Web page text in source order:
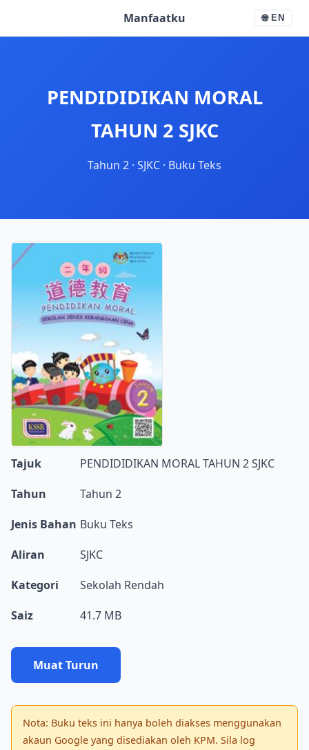
Manfaatku 🌐 EN
PENDIDIDIKAN MORAL
TAHUN 2 SJKC
Tahun 2 · SJKC · Buku Teks
Tajuk
PENDIDIDIKAN MORAL TAHUN 2 SJKC
Tahun
Tahun 2
Jenis Bahan Buku Teks
Aliran
SJKC
Kategori
Sekolah Rendah
Saiz
41.7 MB
Muat Turun
Nota: Buku teks ini hanya boleh diakses menggunakan
akaun Google yang disediakan oleh KPM. Sila log